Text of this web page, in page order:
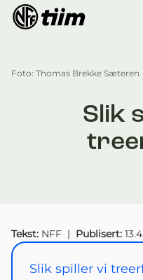
Foto: Thomas Brekke Sæteren
Slik
Tekst: NFF | Publisert:
Slik spiller vi